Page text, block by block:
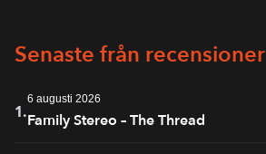
Senaste från recensioner
1.
6 augusti 2026
Family Stereo – The Thread